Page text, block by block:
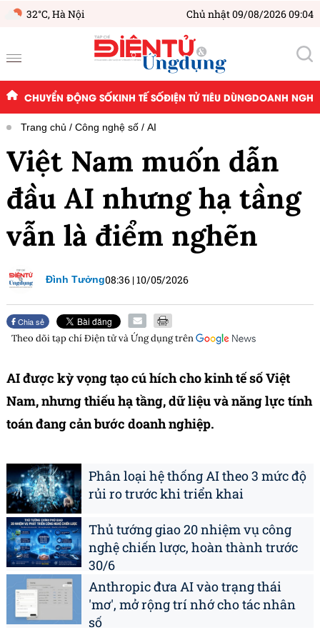
32°C,Hà Nội Chủ nhật 09/08/2026 09:04
CHUYỂN ĐỘNG SỐKINH TẾ SỐĐIỆN TỬ TIÊU DÙNGDOANH
Trang chủ Công nghệ số AI
Việt Nam muốn dẫn
đầu AI nhưng hạ tầng
vẫn là điểm nghẽn
Đình Tưởng08:36 |10/05/2026
Chia sẻ
Theo dõi tạp chíĐiện tử và Ứng dụngtrên
AI được kỳ vọng tạo cú hích cho kinh tế số Việt
Nam, nhưng thiếu hạ tầng, dữ liệu và năng lực tính
toán đang cản bước doanh nghiệp.
Phân loại hệ thống AI theo 3 mức độ
rủi ro trước khi triển khai
Thủ tướng giao 20 nhiệm vụ công
nghệ chiến lược, hoàn thành trước
30/6
Anthropic đưa AI vào trạng thái
'mơ', mở rộng trí nhớ cho tác nhân
số